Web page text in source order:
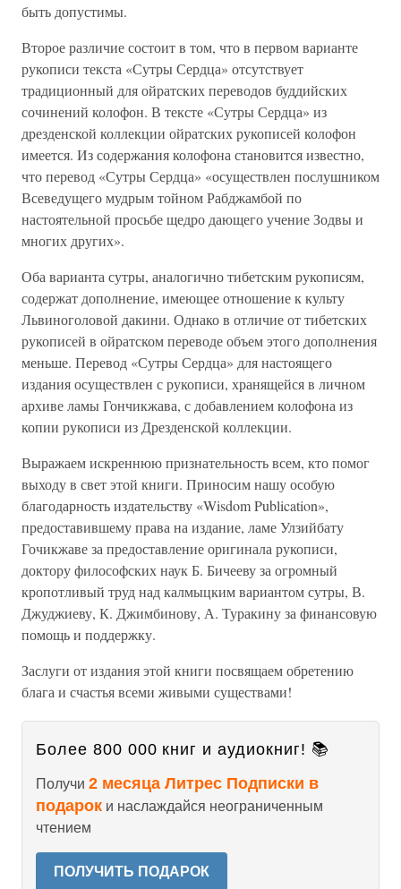
быть допустимы.
Второе различие состоит в том, что в первом варианте
рукописи текста «Сутры Сердца» отсутствует
традиционный для ойратских переводов буддийских
сочинений колофон. В тексте «Сутры Сердца» из
дрезденской коллекции ойратских рукописей колофон
имеется. Из содержания колофона становится известно,
что перевод «Сутры Сердца» «осуществлен послушником
Всеведущего мудрым тойном Рабджамбой по
настоятельной просьбе щедро дающего учение Зодвы и
многих других».
Оба варианта сутры, аналогично тибетским рукописям,
содержат дополнение, имеющее отношение к культу
Львиноголовой дакини. Однако в отличие от тибетских
рукописей в ойратском переводе объем этого дополнения
меньше. Перевод «Сутры Сердца» для настоящего
издания осуществлен с рукописи, хранящейся в личном
архиве ламы Гончикжава, с добавлением колофона из
копии рукописи из Дрезденской коллекции.
Выражаем искреннюю признательность всем, кто помог
выходу в свет этой книги. Приносим нашу особую
благодарность издательству «Wisdom Publication»,
предоставившему права на издание, ламе Улзийбату
Гочикжаве за предоставление оригинала рукописи,
доктору философских наук Б. Бичееву за огромный
кропотливый труд над калмыцким вариантом сутры, В.
Джуджиеву, К. Джимбинову, А. Туракину за финансовую
помощь и поддержку.
Заслуги от издания этой книги посвящаем обретению
блага и счастья всеми живыми существами!
Более 800 000 книг и аудиокниг! 📚
Получи 2 месяца Литрес Подписки в
подарок и наслаждайся неограниченным
чтением
ПОЛУЧИТЬ ПОДАРОК